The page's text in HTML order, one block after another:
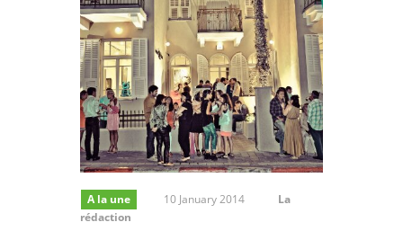
A la une 10 January 2014
La
rédaction